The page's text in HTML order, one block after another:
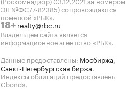
ЭЛ №ФС77-82385) сопровождаются
пометкой «РБК».
18+ realty@rbc.ru
Владельцем сайта является
информационное агентство «РБК».
Данные предоставлены: Мосбиржа,
Санкт-Петербургская биржа.
Индексы облигаций предоставлены
Cbonds.